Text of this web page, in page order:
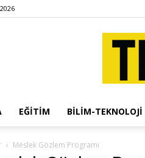
EĞITIM BILIM-TEKNOLOJI
Meslek Gözlem Programı